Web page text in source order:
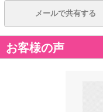
メールで共有する
お客様の声